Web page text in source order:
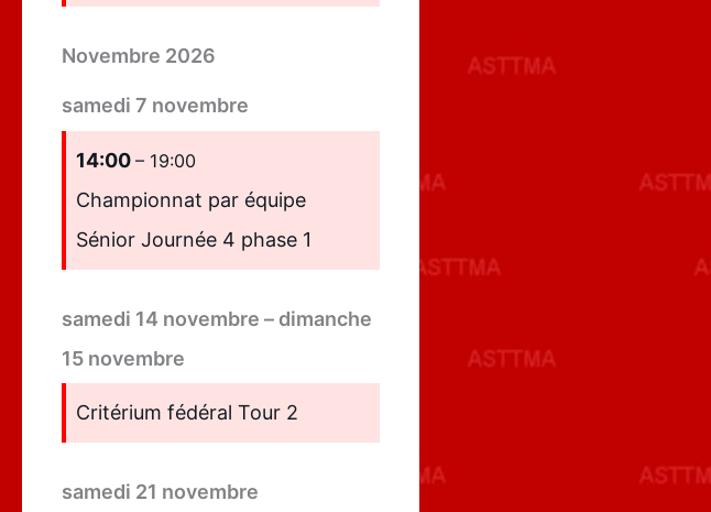
Novembre 2026
samedi 7 novembre
14:00 – 19:00
Championnat par équipe
Sénior Journée 4 phase 1
samedi 14 novembre – dimanche
15 novembre
Critérium fédéral Tour 2
samedi 21 novembre